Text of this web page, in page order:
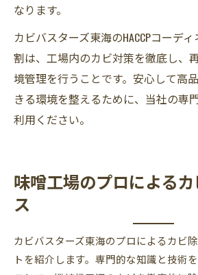
なります。
カビバスターズ東海のHACCPコーデ
割は、工場内のカビ対策を徹底し、
境管理を行うことです。安心して高
きる環境を整えるために、当社の専
利用ください。
味噌工場のプロによる
ス
カビバスターズ東海のプロによるカビ
トを紹介します。専門的な知識と技術